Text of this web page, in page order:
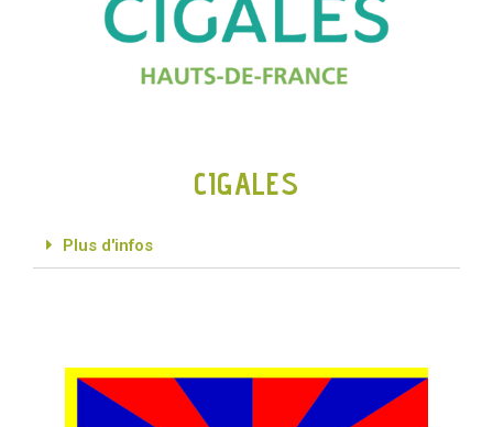
CIGALES
Plus d'infos